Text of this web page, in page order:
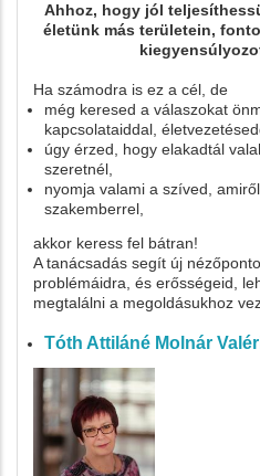
Ahhoz, hogy jól
életünk más területein,
Ha számodra is ez a cél, de
még keresed a válaszokat
kapcsolataiddal,
úgy érzed, hogy elakadtál
szeretnél,
nyomja valami a szíved,
szakemberrel,
akkor keress fel bátran!
A tanácsadás segít új
problémáidra, és erősségeid,
megtalálni a megoldásukhoz
Tóth Attiláné Molnár